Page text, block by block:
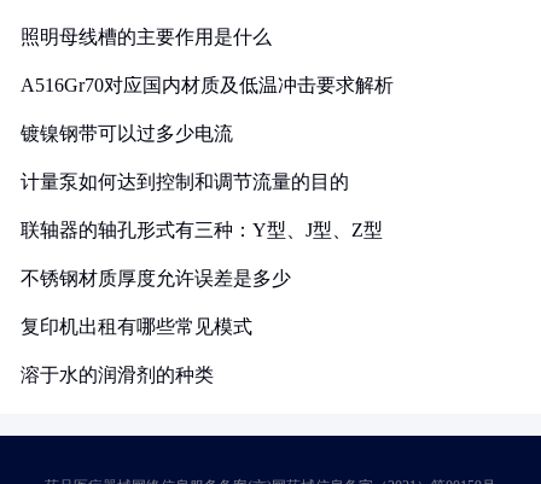
照明母线槽的主要作用是什么
A516Gr70对应国内材质及低温冲击要求解析
镀镍钢带可以过多少电流
计量泵如何达到控制和调节流量的目的
联轴器的轴孔形式有三种：Y型、J型、Z型
不锈钢材质厚度允许误差是多少
复印机出租有哪些常见模式
溶于水的润滑剂的种类